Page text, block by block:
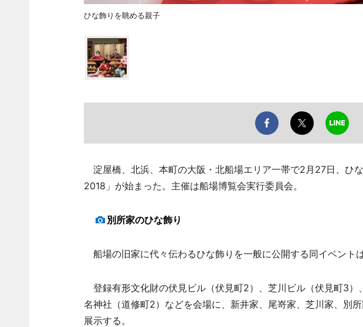
ひな飾りを眺める親子
淀屋橋、北浜、本町の大阪・北船場エリア一帯で2月27日、ひ
2018」が始まった。主催は船場博覧会実行委員会。
別所家のひな飾り
船場の旧家に代々伝わるひな飾りを一般に公開する同イベント
登録有形文化財の伏見ビル（伏見町2）、芝川ビル（伏見町3）
名神社（道修町2）などを会場に、新井家、尾嵜家、芝川家、別
展示する。